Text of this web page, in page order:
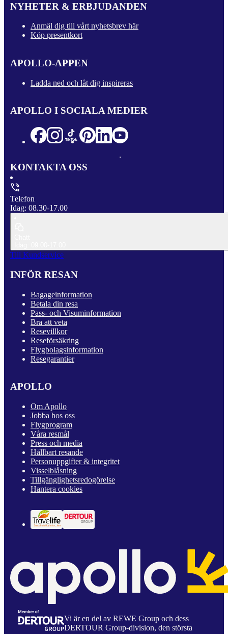
NYHETER & ERBJUDANDEN
Anmäl dig till vårt nyhetsbrev här
Köp presentkort
APOLLO-APPEN
Ladda ned och låt dig inspireras
APOLLO I SOCIALA MEDIER
KONTAKTA OSS
Telefon
Idag: 08.30-17.00
Till Kundservice
INFÖR RESAN
Bagageinformation
Betala din resa
Pass- och Visuminformation
Bra att veta
Resevillkor
Reseförsäkring
Flygbolagsinformation
Resegarantier
APOLLO
Om Apollo
Jobba hos oss
Flygprogram
Våra resmål
Press och media
Hållbart resande
Personuppgifter & integritet
Visselblåsning
Tillgänglighetsredogörelse
Hantera cookies
Vi är en del av REWE Group och dess
DERTOUR Group-division, den största